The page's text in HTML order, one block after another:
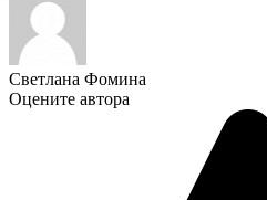
Светлана Фомина
Оцените автора